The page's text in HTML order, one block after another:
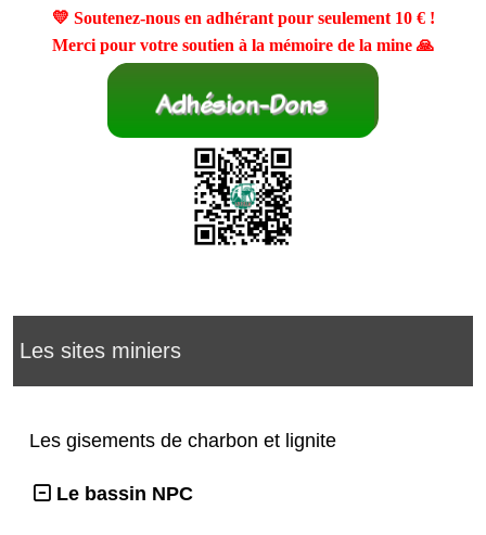
💛 Soutenez-nous en adhérant pour seulement 10 €!
Merci pour votre soutien à la mémoire de la mine 🙏
Les sites miniers
Les gisements de charbon et lignite
Le bassin NPC